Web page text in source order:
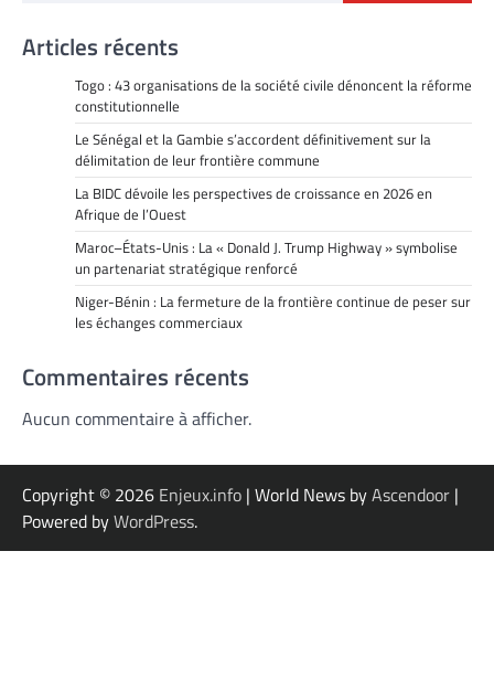
Articles récents
Togo : 43 organisations de la société civile dénoncent la réforme
constitutionnelle
Le Sénégal et la Gambie s’accordent définitivement sur la
délimitation de leur frontière commune
La BIDC dévoile les perspectives de croissance en 2026 en
Afrique de l’Ouest
Maroc–États-Unis : La « Donald J. Trump Highway » symbolise
un partenariat stratégique renforcé
Niger-Bénin : La fermeture de la frontière continue de peser sur
les échanges commerciaux
Commentaires récents
Aucun commentaire à afficher.
Copyright © 2026 Enjeux.info | World News byAscendoor |
Powered byWordPress.